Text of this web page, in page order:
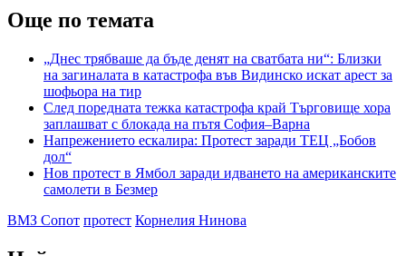
Още по темата
„Днес трябваше да бъде денят на сватбата ни“: Близки
на загиналата в катастрофа във Видинско искат арест за
шофьора на тир
След поредната тежка катастрофа край Търговище хора
заплашват с блокада на пътя София–Варна
Напрежението ескалира: Протест заради ТЕЦ „Бобов
дол“
Нов протест в Ямбол заради идването на американските
самолети в Безмер
ВМЗ Сопот протест Корнелия Нинова